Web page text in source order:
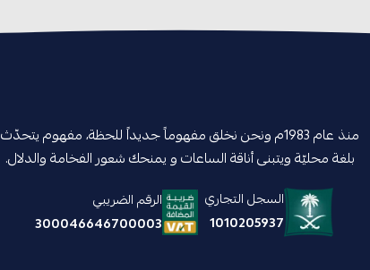
منذ عام 1983م ونحن نخلق مفهوماً جديداً للحظة، مفهوم يتحدّث
بلغة محليّة ويتبنى أناقة الساعات و يمنحك شعور الفخامة والدلال.
السجل التجاري
1010205937
الرقم الضريبي
300046646700003